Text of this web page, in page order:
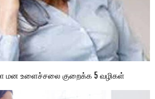
மன உளைச்சலை குறைக்க 5 வழிகள்